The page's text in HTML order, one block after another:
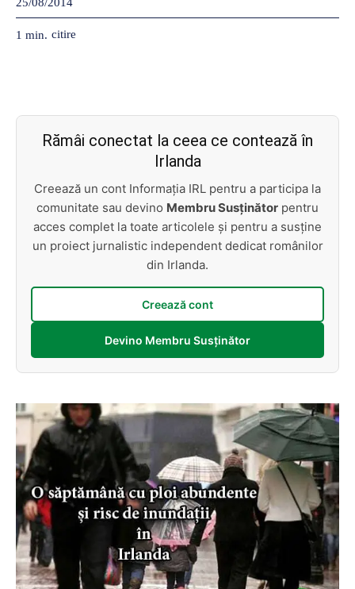
1 min. citire
Rămâi conectat la ceea ce contează în
Irlanda
Creează un cont Informația IRL pentru a participa la
comunitate sau devino Membru Susținător pentru
acces complet la toate articolele și pentru a susține
un proiect jurnalistic independent dedicat românilor
din Irlanda.
Creează cont
Devino Membru Susținător